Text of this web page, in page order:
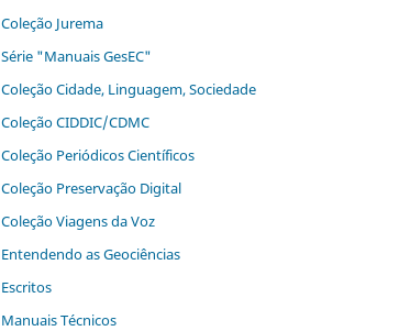
Coleção Jurema
Série "Manuais GesEC"
Coleção Cidade, Linguagem, Sociedade
Coleção CIDDIC/CDMC
Coleção Periódicos Científicos
Coleção Preservação Digital
Coleção Viagens da Voz
Entendendo as Geociências
Escritos
Manuais Técnicos